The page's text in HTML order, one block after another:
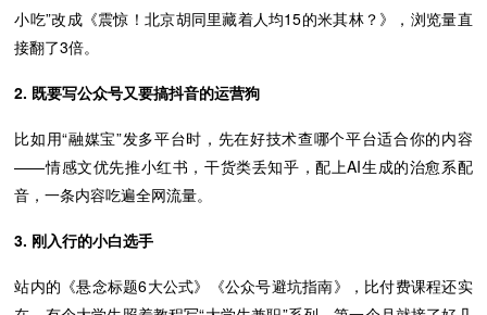
小吃”改成《震惊！北京胡同里藏着人均15的米其林？》，浏览量直
接翻了3倍。
2. 既要写公众号又要搞抖音的运营狗
比如用“融媒宝”发多平台时，先在好技术查哪个平台适合你的内容
——情感文优先推小红书，干货类丢知乎，配上AI生成的治愈系配
音，一条内容吃遍全网流量。
3. 刚入行的小白选手
站内的《悬念标题6大公式》《公众号避坑指南》，比付费课程还实